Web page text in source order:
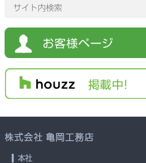
株式会社 亀岡工務店
本社